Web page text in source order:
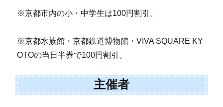
※京都市内の小・中学生は100円割引。
※京都水族館・京都鉄道博物館・VIVA SQUARE KY
OTOの当日半券で100円割引。
主催者